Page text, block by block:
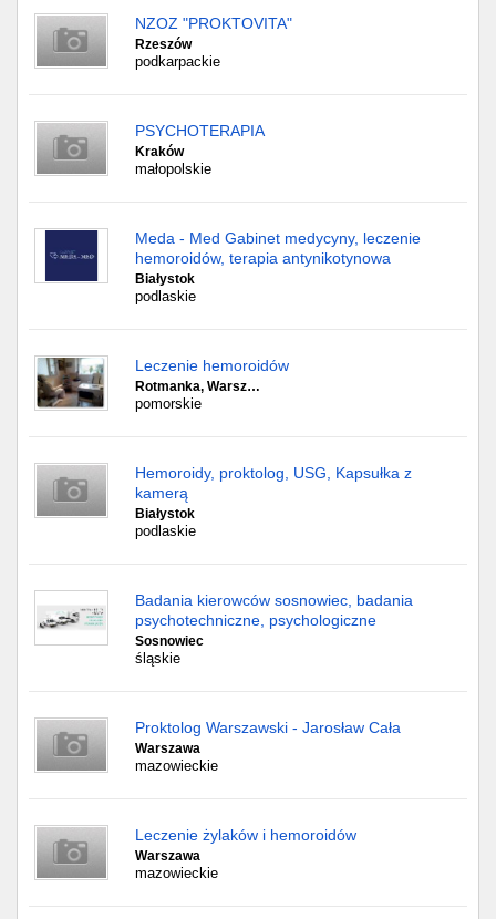
NZOZ "PROKTOVITA"
Rzeszów
podkarpackie
PSYCHOTERAPIA
Kraków
małopolskie
Meda - Med Gabinet medycyny, leczenie
hemoroidów, terapia antynikotynowa
Białystok
podlaskie
Leczenie hemoroidów
Rotmanka, Warsz…
pomorskie
Hemoroidy, proktolog, USG, Kapsułka z
kamerą
Białystok
podlaskie
Badania kierowców sosnowiec, badania
psychotechniczne, psychologiczne
Sosnowiec
śląskie
Proktolog Warszawski - Jarosław Cała
Warszawa
mazowieckie
Leczenie żylaków i hemoroidów
Warszawa
mazowieckie